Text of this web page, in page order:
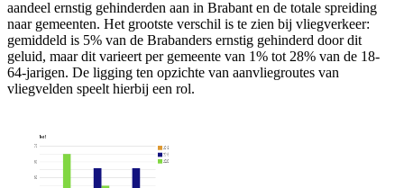
aandeel ernstig gehinderden aan in Brabant en de totale spreiding
naar gemeenten. Het grootste verschil is te zien bij vliegverkeer:
gemiddeld is 5% van de Brabanders ernstig gehinderd door dit
geluid, maar dit varieert per gemeente van 1% tot 28% van de 18-
64-jarigen. De ligging ten opzichte van aanvliegroutes van
vliegvelden speelt hierbij een rol.